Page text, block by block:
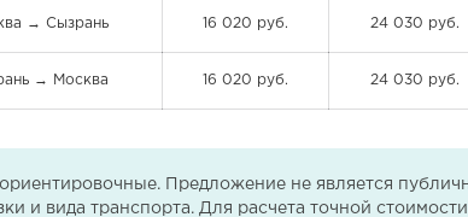
→ Сызрань 16 020 руб. 24 030 руб.
→ Москва 16 020 руб. 24 030 руб.
Предложение не является
и вида транспорта. Для расчета точной